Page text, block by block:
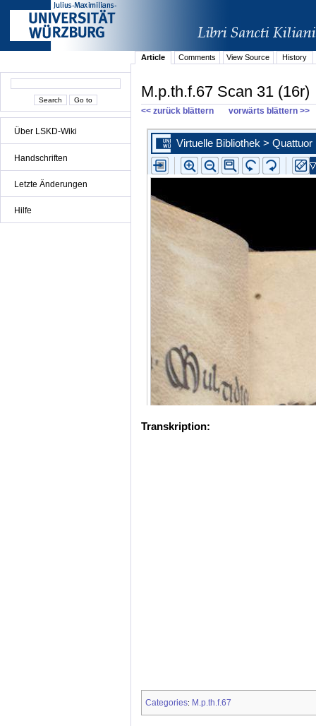
Über LSKD-Wiki
Handschriften
Letzte Änderungen
Hilfe
Article Comments View Source History
M.p.th.f.67 Scan 31 (16r)
<< zurück blättern vorwärts blättern >>
Transkription:
Categories: M.p.th.f.67